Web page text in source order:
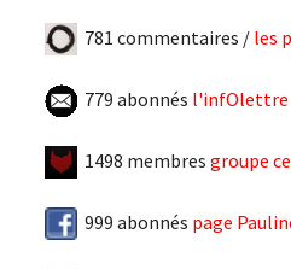
781 commentaires / les
779 abonnés l'infOlettre
1498 membres groupe
999 abonnés page